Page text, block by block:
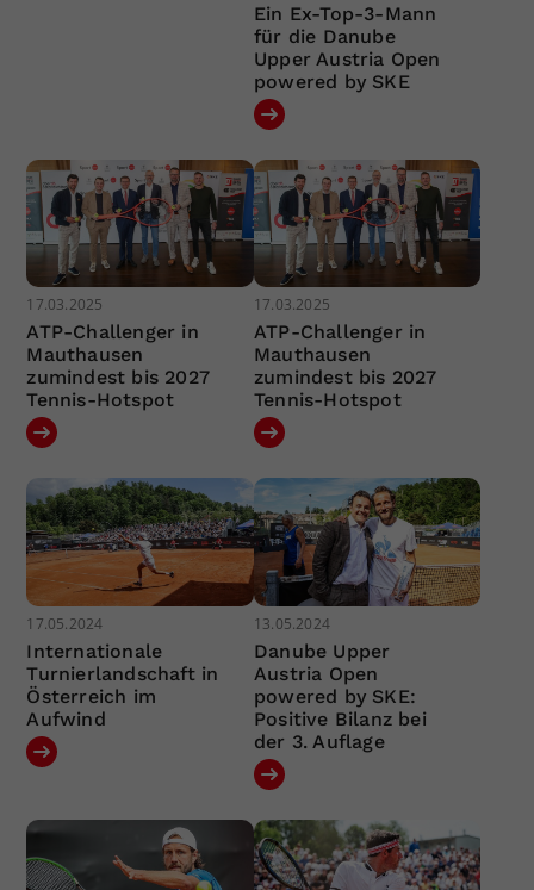
Ein Ex-Top-3-Mann
für die Danube
Upper Austria Open
powered by SKE
17.03.2025
ATP-Challenger in
Mauthausen
zumindest bis 2027
Tennis-Hotspot
17.03.2025
ATP-Challenger in
Mauthausen
zumindest bis 2027
Tennis-Hotspot
17.05.2024
Internationale
Turnierlandschaft in
Österreich im
Aufwind
13.05.2024
Danube Upper
Austria Open
powered by SKE:
Positive Bilanz bei
der 3. Auflage